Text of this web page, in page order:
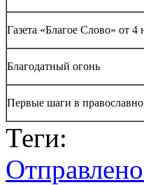
Газета «Благое Слово» от 4
Благодатный огонь
Первые шаги в
Теги: